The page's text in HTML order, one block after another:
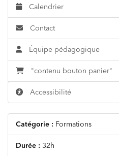
Calendrier
Contact
Équipe pédagogique
"contenu bouton panier"
Accessibilité
Catégorie : Formations
Durée : 32h